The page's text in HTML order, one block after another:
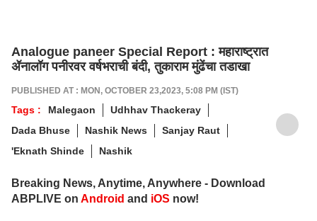
Analogue paneer Special Report : महाराष्ट्रात
ॲनालॉग पनीरवर वर्षभराची बंदी, तुकाराम मुंढेंचा तडाखा
PUBLISHED AT : MON, OCTOBER 23,2023, 5:08 PM (IST)
Tags : Malegaon
Udhhav Thackeray
Dada Bhuse
Nashik News
Sanjay Raut
'Eknath Shinde
Nashik
Breaking News, Anytime, Anywhere - Download
ABPLIVE on Android and iOS now!